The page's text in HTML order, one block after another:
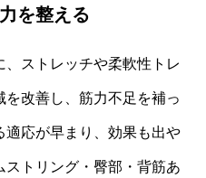
を整える
ストレッチや柔軟性トレ
改善し、筋力不足を補っ
応が早まり、効果も出や
トリング・臀部・背筋あ